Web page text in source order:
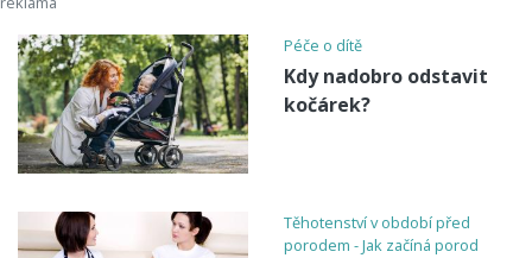
Péče o dítě
Kdy nadobro odstavit
kočárek?
Těhotenství v období před
porodem - Jak začíná porod